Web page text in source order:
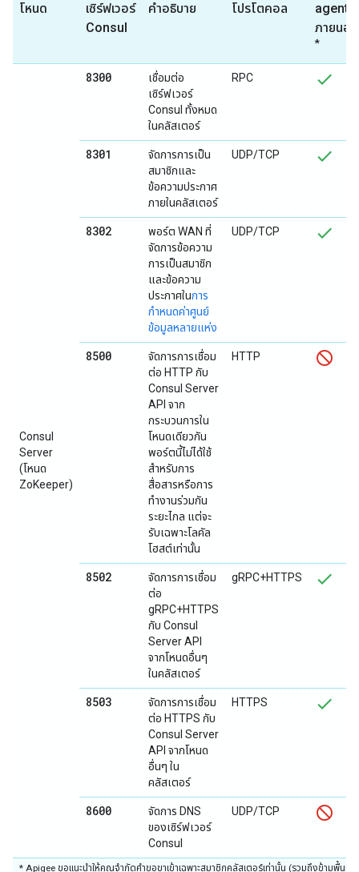
โหนด
เซิร์ฟเวอร์
Consul
คำอธิบาย โปรโตคอล
agent
ภายนอก
*
Consul
Server
(โหนด
ZoKeeper)
8300
เชื่อมต่อ
เซิร์ฟเวอร์
Consul ทั้งหมด
ในคลัสเตอร์
RPC
8301
จัดการการเป็น
สมาชิกและ
ข้อความประกาศ
ภายในคลัสเตอร์
UDP/TCP
8302
พอร์ต WAN ที่
จัดการข้อความ
การเป็นสมาชิก
และข้อความ
ประกาศในการ
กำหนดค่าศูนย์
ข้อมูลหลายแห่ง
UDP/TCP
8500
จัดการการเชื่อม
ต่อ HTTP กับ
Consul Server
API จาก
กระบวนการใน
โหนดเดียวกัน
พอร์ตนี้ไม่ได้ใช้
สำหรับการ
สื่อสารหรือการ
ทำงานร่วมกัน
ระยะไกล แต่จะ
รับเฉพาะโลคัล
โฮสต์เท่านั้น
HTTP
8502
จัดการการเชื่อม
ต่อ
gRPC+HTTPS
กับ Consul
Server API
จากโหนดอื่นๆ
ในคลัสเตอร์
gRPC+HTTPS
8503
จัดการการเชื่อม
ต่อ HTTPS กับ
Consul Server
API จากโหนด
อื่นๆ ใน
คลัสเตอร์
HTTPS
8600
จัดการ DNS
ของเซิร์ฟเวอร์
Consul
UDP/TCP
* Apigee ขอแนะนำให้คุณจำกัดคำขอขาเข้าเฉพาะสมาชิกคลัสเตอร์เท่านั้น (รวมถึงข้ามพื้นที่